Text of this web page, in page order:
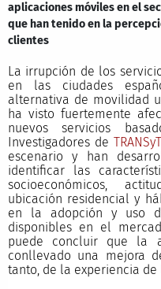
aplicaciones móviles en el
que han tenido en la
clientes
La irrupción de los
en las ciudades
alternativa de movilidad
ha visto fuertemente
nuevos servicios
Investigadores de TRANSyT
escenario y han
identificar las
socioeconómicos,
ubicación residencial y
en la adopción y uso
disponibles en el
puede concluir que la
conllevado una mejora
tanto, de la experiencia de